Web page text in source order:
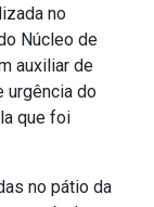
no
Núcleo de
auxiliar de
urgência do
que foi
no pátio da